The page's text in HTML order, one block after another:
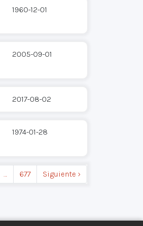
1960-12-01
2005-09-01
2017-08-02
1974-01-28
… 677 Siguiente ›